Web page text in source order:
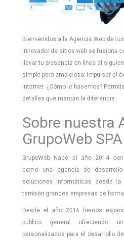
Bienvenidos a la Agencia Web de
innovador de sitios web se fusiona
llevar tu presencia en línea al
simple pero ambiciosa: impulsar el
Internet. ¿Cómo lo hacemos?
detalles que marcan la diferencia.
Sobre nuestra
GrupoWeb SPA
GrupoWeb Nace el año 2014
como una agencia de
soluciones informáticas desde la
también grandes empresas de
Desde el año 2016 hemos
publico general ofreciendo
personalizados para el desarrollo